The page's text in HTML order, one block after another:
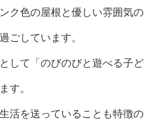
ク色の屋根と優しい雰囲気の
ごしています。
して「のびのびと遊べる子ど
す。
活を送っていることも特徴の